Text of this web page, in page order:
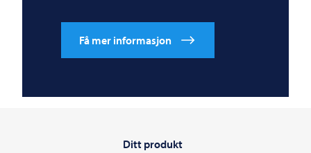
Få mer informasjon
Ditt produkt